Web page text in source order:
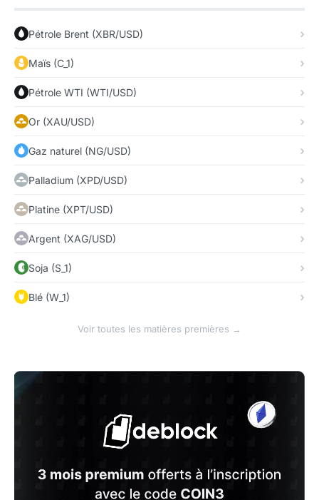
Pétrole Brent (XBR/USD)
Maïs (C_1)
Pétrole WTI (WTI/USD)
Or (XAU/USD)
Gaz naturel (NG/USD)
Palladium (XPD/USD)
Platine (XPT/USD)
Argent (XAG/USD)
Soja (S_1)
Blé (W_1)
Voir toutes les matières premières →